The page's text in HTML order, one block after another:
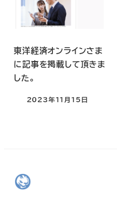
東洋経済オンラインさま
に記事を掲載して頂きま
した。
2023年11月15日